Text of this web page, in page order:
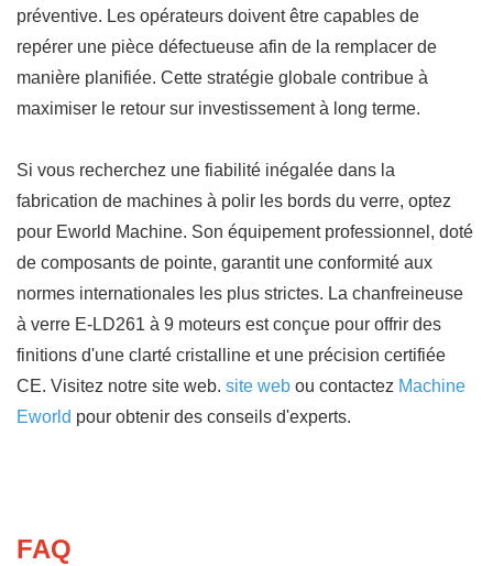
préventive. Les opérateurs doivent être capables de
repérer une pièce défectueuse afin de la remplacer de
manière planifiée. Cette stratégie globale contribue à
maximiser le retour sur investissement à long terme.
Si vous recherchez une fiabilité inégalée dans la
fabrication de machines à polir les bords du verre, optez
pour Eworld Machine. Son équipement professionnel, doté
de composants de pointe, garantit une conformité aux
normes internationales les plus strictes. La chanfreineuse
à verre E-LD261 à 9 moteurs est conçue pour offrir des
finitions d'une clarté cristalline et une précision certifiée
CE. Visitez notre site web. site web ou contactez Machine
Eworld pour obtenir des conseils d'experts.
FAQ